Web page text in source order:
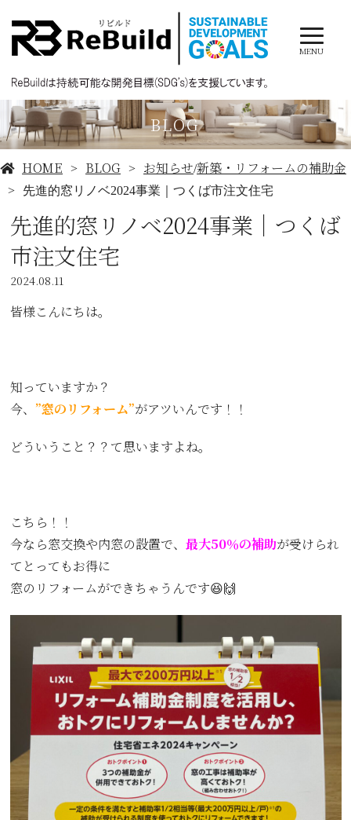
MENU
BLOG
HOME BLOG お知らせ/新築・リフォームの補助金
先進的窓リノベ2024事業｜つくば市注文住宅
先進的窓リノベ2024事業｜つくば
市注文住宅
2024.08.11
皆様こんにちは。
知っていますか？
今、 ”窓のリフォーム”がアツいんです！！
どういうこと？？て思いますよね。
こちら！！
今なら窓交換や内窓の設置で、 最大50％の補助が受けられ
てとってもお得に
窓のリフォームができちゃうんです😆🙌